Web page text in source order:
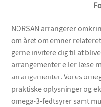
NORSAN arrangerer
om året om emner
gerne invitere dig til at
arrangementer eller læse
arrangementer. Vores
praktiske oplysninger og
omega-3-fedtsyrer samt